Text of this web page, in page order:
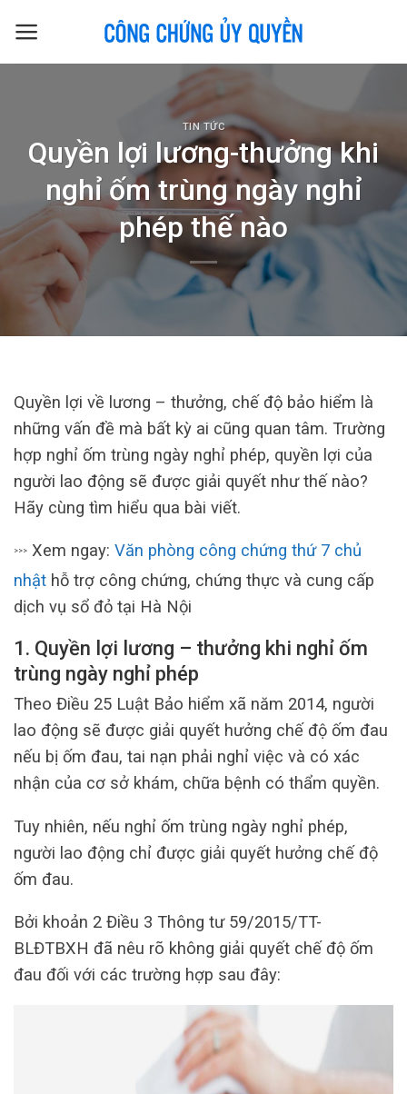
TIN TỨC
Quyền lợi lương-thưởng khi
nghỉ ốm trùng ngày nghỉ
phép thế nào
Quyền lợi về lương – thưởng, chế độ bảo hiểm là
những vấn đề mà bất kỳ ai cũng quan tâm. Trường
hợp nghỉ ốm trùng ngày nghỉ phép, quyền lợi của
người lao động sẽ được giải quyết như thế nào?
Hãy cùng tìm hiểu qua bài viết.
>>> Xem ngay: Văn phòng công chứng thứ 7 chủ
nhật hỗ trợ công chứng, chứng thực và cung cấp
dịch vụ sổ đỏ tại Hà Nội
1. Quyền lợi lương – thưởng khi nghỉ ốm
trùng ngày nghỉ phép
Theo Điều 25 Luật Bảo hiểm xã năm 2014, người
lao động sẽ được giải quyết hưởng chế độ ốm đau
nếu bị ốm đau, tai nạn phải nghỉ việc và có xác
nhận của cơ sở khám, chữa bệnh có thẩm quyền.
Tuy nhiên, nếu nghỉ ốm trùng ngày nghỉ phép,
người lao động chỉ được giải quyết hưởng chế độ
ốm đau.
Bởi khoản 2 Điều 3 Thông tư 59/2015/TT-
BLĐTBXH đã nêu rõ không giải quyết chế độ ốm
đau đối với các trường hợp sau đây: